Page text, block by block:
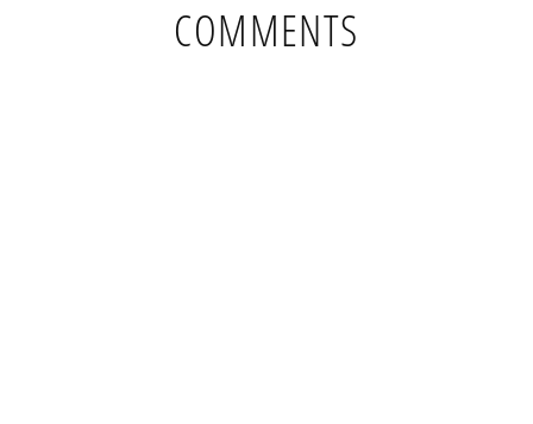
COMMENTS